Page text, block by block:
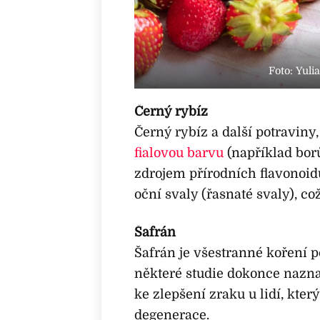
Foto:
Černý rybíz
Černý rybíz a další
fialovou barvu(například
zdrojem přírodních
oční svaly (řasnaté svaly),
Šafrán
Šafrán je všestranné koření
některé studie dokonce
ke zlepšení zraku u lidí,
degenerace.